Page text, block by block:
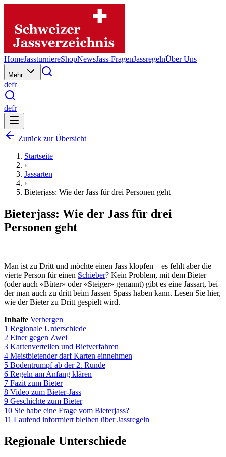
HomeJassturniereShopNewsJass-FragenJassregelnÜber Uns
Mehr
defr
defr
Zurück zur Übersicht
Startseite
›
Jassarten
›
Bieterjass: Wie der Jass für drei Personen geht
Bieterjass: Wie der Jass für drei
Personen geht
Man ist zu Dritt und möchte einen Jass klopfen – es fehlt aber die
vierte Person für einen Schieber? Kein Problem, mit dem Bieter
(oder auch «Büter» oder «Steiger» genannt) gibt es eine Jassart, bei
der man auch zu dritt beim Jassen Spass haben kann. Lesen Sie hier,
wie der Bieter zu Dritt gespielt wird.
Inhalte Verbergen
1 Regionale Unterschiede
2 Einer gegen Zwei
3 Kartenverteilen und Bietverfahren
4 Meistbietender darf Karten einnehmen
5 Bodentrumpf ab der 2. Runde
6 Regeln am Anfang klären
7 Fazit zum Bieter
8 Video zum Bieter-Jass
9 Geschichte zum Bieter
10 Sie habe eine Frage vom Bieterjass?
11 Laufend informiert bleiben über Jassregeln
Regionale Unterschiede